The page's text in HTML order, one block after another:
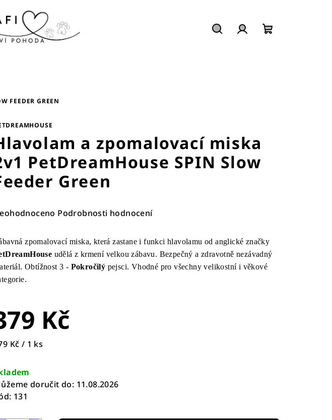
FEEDER GREEN
a zpomalovací miska
PetDreamHouse SPIN Slow
Green
Podrobnosti hodnocení
zpomalovací miska, která zastane i funkci hlavolamu od anglické značky
udělá z krmení velkou zábavu. Bezpečný a zdravotně nezávadný
Obtížnost 3 - Pokročilý pejsci. Vhodné pro všechny velikostní i věkové
Kč
Kč / 1 ks
doručit do: 11.08.2026
131